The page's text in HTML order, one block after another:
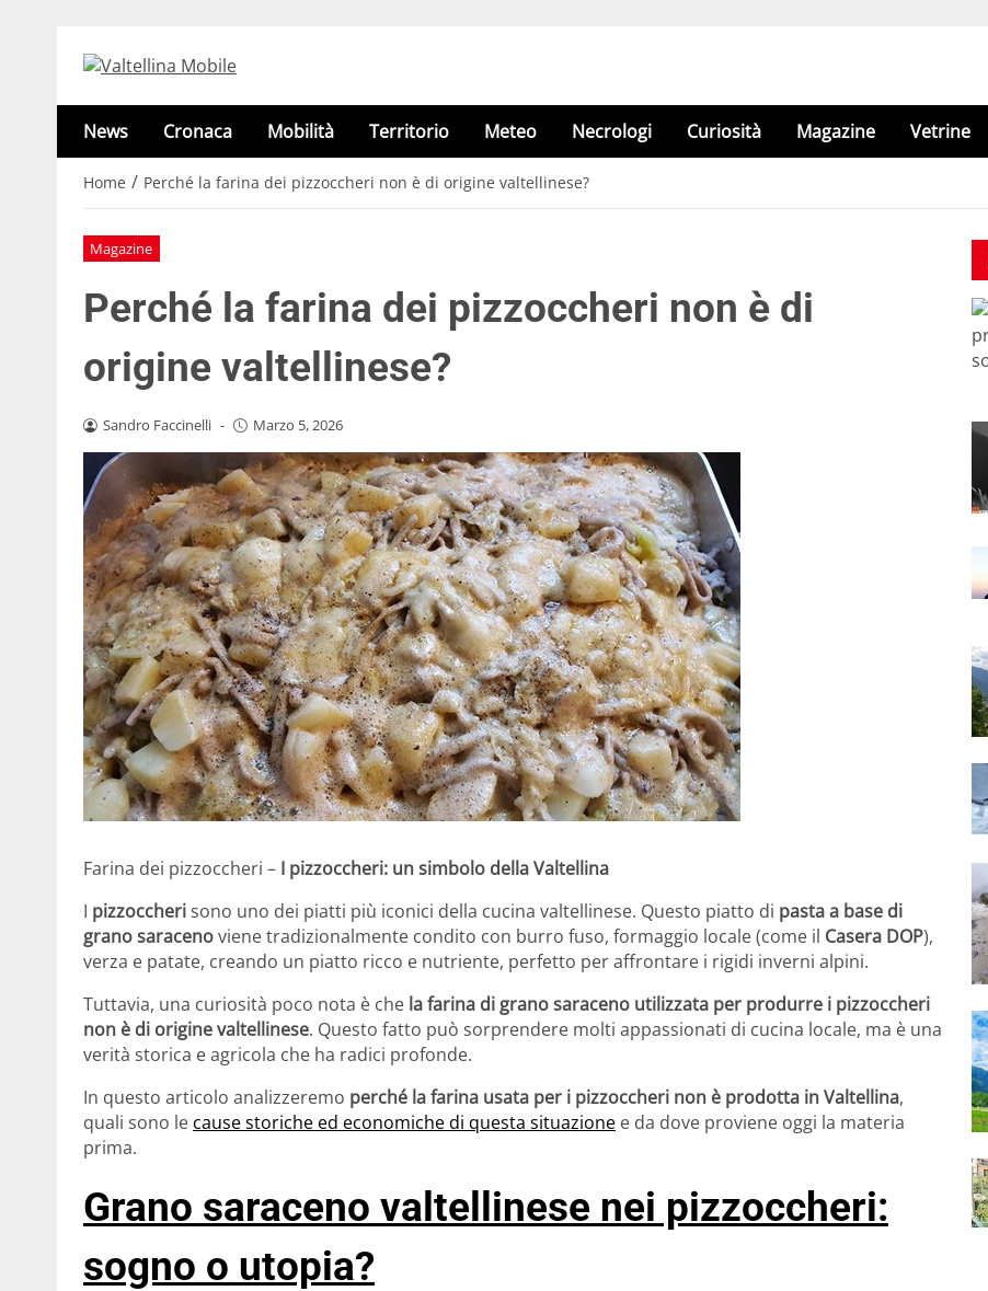
News Cronaca Mobilità Territorio Meteo Necrologi Curiosità Magazine Vetrine
Home / Perché la farina dei pizzoccheri non è di origine valtellinese?
Magazine
Perché la farina dei pizzoccheri non è di
origine valtellinese?
Sandro Faccinelli - Marzo 5, 2026
Farina dei pizzoccheri – I pizzoccheri: un simbolo della Valtellina
I pizzoccherisono uno dei piatti più iconici della cucina valtellinese. Questo piatto di pasta a base di
grano saracenoviene tradizionalmente condito con burro fuso, formaggio locale (come il Casera DOP),
verza e patate, creando un piatto ricco e nutriente, perfetto per affrontare i rigidi inverni alpini.
Tuttavia, una curiosità poco nota è che la farina di grano saraceno utilizzata per produrre i pizzoccheri
non è di origine valtellinese. Questo fatto può sorprendere molti appassionati di cucina locale, ma è una
verità storica e agricola che ha radici profonde.
In questo articolo analizzeremo perché la farina usata per i pizzoccheri non è prodotta in Valtellina,
quali sono le cause storiche ed economiche di questa situazione e da dove proviene oggi la materia
prima.
Grano saraceno valtellinese nei pizzoccheri:
sogno o utopia?